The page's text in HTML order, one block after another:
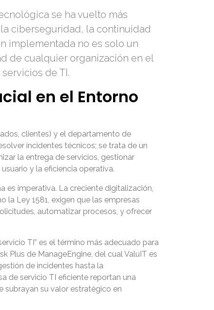
se ha vuelto más
ciberseguridad, la continuidad
implementada no es solo un
de cualquier organización en el
de TI.
en el Entorno
clientes) y el departamento de
incidentes técnicos; se trata de un
la entrega de servicios, gestionar
y la eficiencia operativa.
es imperativa. La creciente digitalización,
Ley 1581, exigen que las empresas
automatizar procesos, y ofrecer
TI” es el término más adecuado para
Plus de ManageEngine, del cual ValuIT es
de incidentes hasta la
de servicio TI eficiente reportan una
subrayan su valor estratégico en